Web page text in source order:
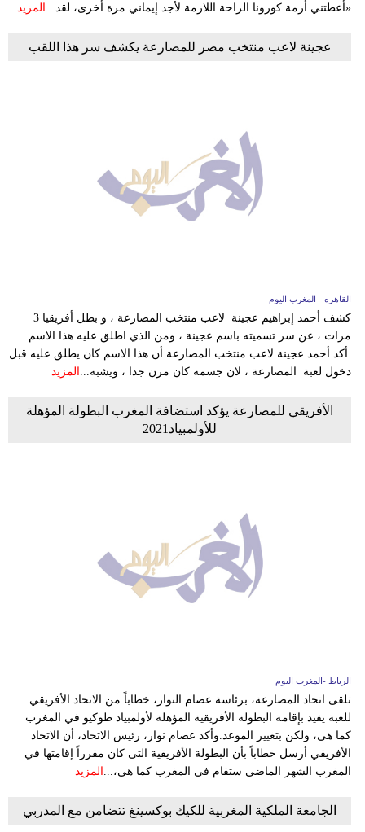
«أعطتني أزمة كورونا الراحة اللازمة لأجد إيماني مرة أخرى، لقد... المزيد
عجينة لاعب منتخب مصر للمصارعة يكشف سر هذا اللقب
القاهره - المغرب اليوم
كشف أحمد إبراهيم عجينة لاعب منتخب المصارعة ، و بطل أفريقيا 3
مرات ، عن سر تسميته باسم عجينة ، ومن الذي اطلق عليه هذا الاسم
.أكد أحمد عجينة لاعب منتخب المصارعة أن هذا الاسم كان يطلق عليه قبل
دخول لعبة المصارعة ، لان جسمه كان مرن جدا ، ويشبه...
المزيد
الأفريقي للمصارعة يؤكد استضافة المغرب البطولة المؤهلة
للأولمبياد2021
الرباط -المغرب اليوم
تلقى اتحاد المصارعة، برئاسة عصام النوار، خطاباً من الاتحاد الأفريقي
للعبة يفيد بإقامة البطولة الأفريقية المؤهلة لأولمبياد طوكيو في المغرب
كما هى، ولكن بتغيير الموعد.وأكد عصام نوار، رئيس الاتحاد، أن الاتحاد
الأفريقي أرسل خطاباً بأن البطولة الأفريقية التى كان مقرراً إقامتها في
المغرب الشهر الماضي ستقام في المغرب كما هي،...
المزيد
الجامعة الملكية المغربية للكيك بوكسينغ تتضامن مع المدربي